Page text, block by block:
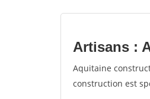
Artisans :
Aquitaine
construction est